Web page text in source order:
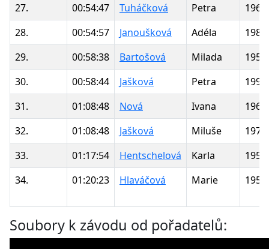
27.
00:54:47 Tuháčková Petra
1965
28.
00:54:57 Janoušková Adéla
1984
29.
00:58:38 Bartošová Milada
1953
30.
00:58:44 Jašková Petra
1993
31.
01:08:48 Nová Ivana
1964
32.
01:08:48 Jašková Miluše
1973
33.
01:17:54 Hentschelová Karla
1951
34.
01:20:23 Hlaváčová Marie 1953
Soubory k závodu od pořadatelů: